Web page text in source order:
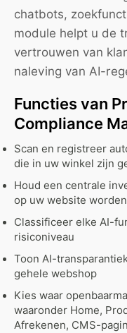
chatbots,
module helpt u de
vertrouwen van
naleving van AI-
Functies van
Compliance
Scan en registreer
die in uw winkel zijn
Houd een centrale
op uw website
Classificeer elke AI-
risiconiveau
Toon AI-
gehele webshop
Kies waar
waaronder Home,
Afrekenen, CMS-